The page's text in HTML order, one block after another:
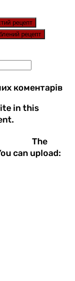
рецепт
рецепт
коментарів
in this
The
can upload: